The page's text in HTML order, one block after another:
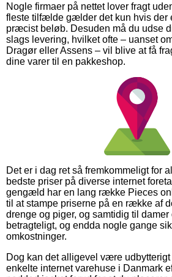
Nogle firmaer på nettet lover fragt
fleste tilfælde gælder det kun hvis der
præcist beløb. Desuden må du udse
slags levering, hvilket ofte – uanset
Dragør eller Assens – vil blive at få
dine varer til en pakkeshop.
Det er i dag ret så fremkommeligt for
bedste priser på diverse internet
gengæld har en lang række Pieces
til at stampe priserne på en række af
drenge og piger, og samtidig til damer
betragteligt, og endda nogle gange
omkostninger.
Dog kan det alligevel være
enkelte internet varehuse i Danmark